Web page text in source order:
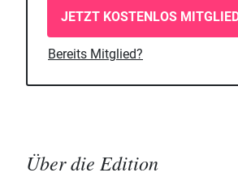
JETZT KOSTENLOS
Bereits Mitglied?
Über die Edition